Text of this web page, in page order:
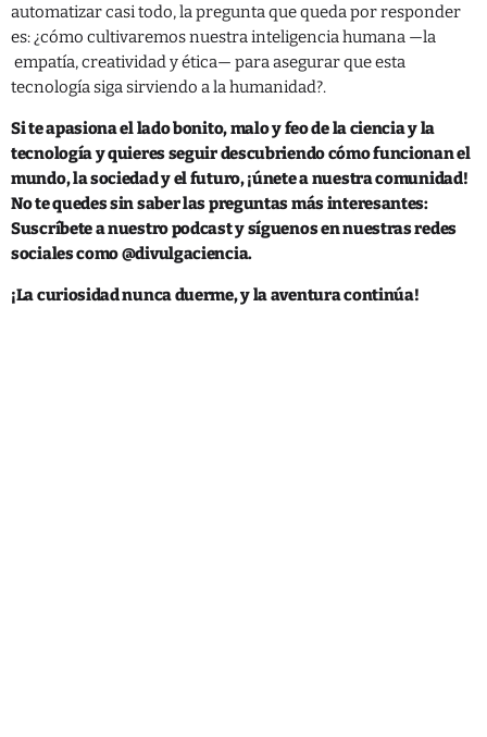
automatizar casi todo, la pregunta que queda por responder
es: ¿cómo cultivaremos nuestra inteligencia humana —la
empatía, creatividad y ética— para asegurar que esta
tecnología siga sirviendo a la humanidad?.
Si te apasiona el lado bonito, malo y feo de la ciencia y la
tecnología y quieres seguir descubriendo cómo funcionan el
mundo, la sociedad y el futuro, ¡únete a nuestra comunidad!
No te quedes sin saber las preguntas más interesantes:
Suscríbete a nuestro podcast y síguenos en nuestras redes
sociales como @divulgaciencia.
¡La curiosidad nunca duerme, y la aventura continúa!